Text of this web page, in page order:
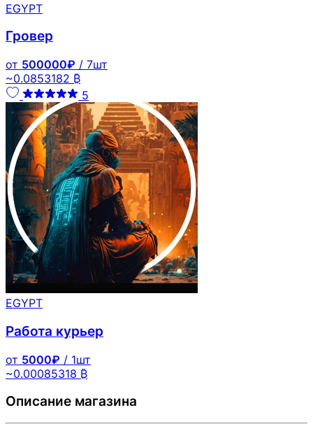
EGYPT
Гровер
от 500000₽ / 7шт
~0.0853182 ₿
5
EGYPT
Работа курьер
от 5000₽ / 1шт
~0.00085318 ₿
Описание магазина